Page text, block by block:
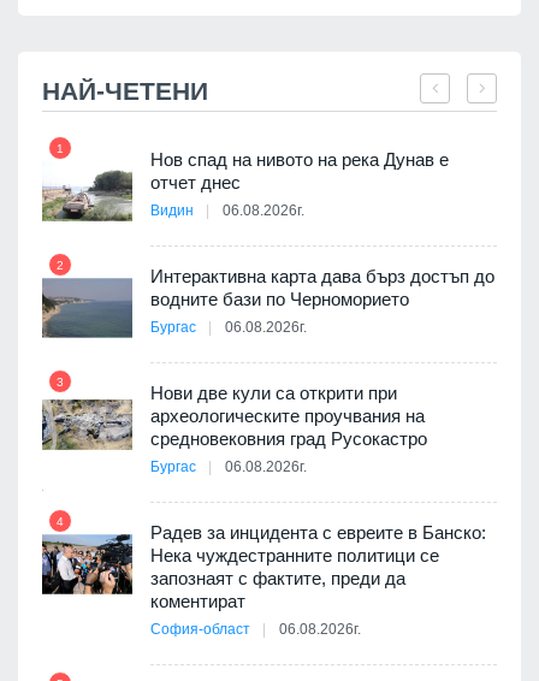
НАЙ-ЧЕТЕНИ
1
Нов спад на нивото на река Дунав е
отчет днес
Видин 06.08.2026г.
2
Интерактивна карта дава бърз достъп до
водните бази по Черноморието
Бургас 06.08.2026г.
3
Нови две кули са открити при
археологическите проучвания на
средновековния град Русокастро
Бургас 06.08.2026г.
4
Радев за инцидента с евреите в Банско:
Нека чуждестранните политици се
запознаят с фактите, преди да
коментират
София-област 06.08.2026г.